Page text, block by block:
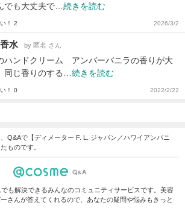
でも大丈夫で… 続きを読む
！ 2 2026/3/2
水 by 匿名 さん
ハンドクリーム アンバーバニラの香りが大
同じ香りのする… 続きを読む
！ 0 2022/2/22
Q&Aで【ディメーター F. L. ジャパン／ハワイアンバニ
ものです。
も解決できるみんなのコミュニティサービスです。美容
さんが答えてくれるので、あなたの疑問や悩みもきっと